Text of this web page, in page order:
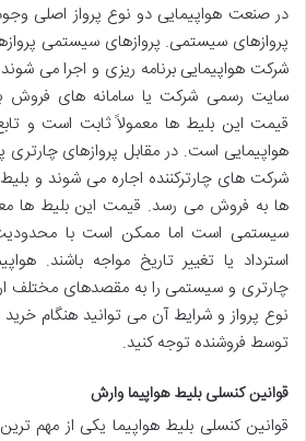
در صنعت هواپیمایی دو نوع پرواز اصلی
پروازهای سیستمی. پروازهای سیستمی
شرکت هواپیمایی برنامه ریزی و اجرا می
سایت رسمی شرکت یا سامانه های فروش
قیمت این بلیط ها معمولاً ثابت است و
هواپیمایی است. در مقابل پروازهای
شرکت های چارترکننده اجاره می شوند و
ها به فروش می رسد. قیمت این بلیط ها
سیستمی است اما ممکن است با
استرداد یا تغییر تاریخ مواجه باشند.
چارتری و سیستمی را به مقصدهای مختلف
نوع پرواز و شرایط آن می توانید هنگام خرید
توسط فروشنده توجه کنید.
قوانین کنسلی بلیط هواپیما وارش
قوانین کنسلی بلیط هواپیما یکی از مهم